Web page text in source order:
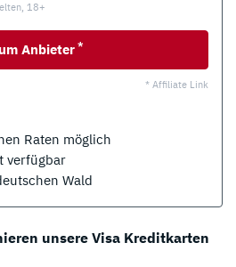
18+
Anbieter *
* Affiliate Link
Raten möglich
verfügbar
Wald
unsere Visa Kreditkarten